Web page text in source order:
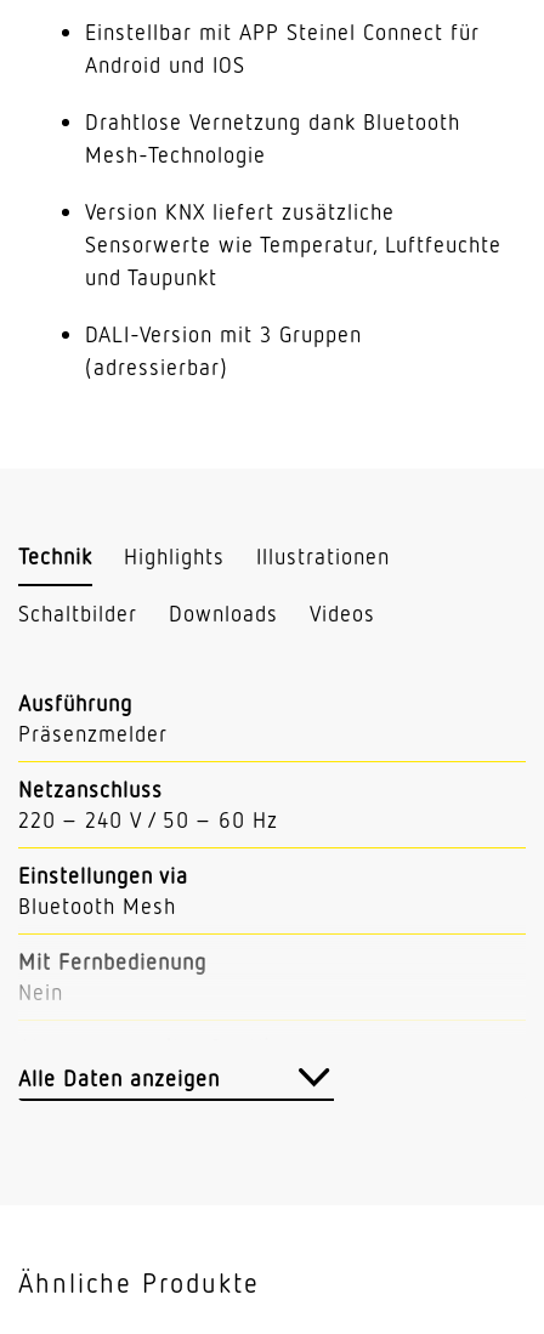
Einstellbar mit APP Steinel Connect für
Android und IOS
Drahtlose Vernetzung dank Bluetooth
Mesh-Technologie
Version KNX liefert zusätzliche
Sensorwerte wie Temperatur, Luftfeuchte
und Taupunkt
DALI-Version mit 3 Gruppen
(adressierbar)
Technik Highlights Illustrationen
Schaltbilder Downloads Videos
Ausführung
Präsenzmelder
Netzanschluss
220 – 240 V / 50 – 60 Hz
Einstellungen via
Bluetooth Mesh
Mit Fernbedienung
Nein
33 x 103 x 103 mm
Alle Daten anzeigen
Ähnliche Produkte